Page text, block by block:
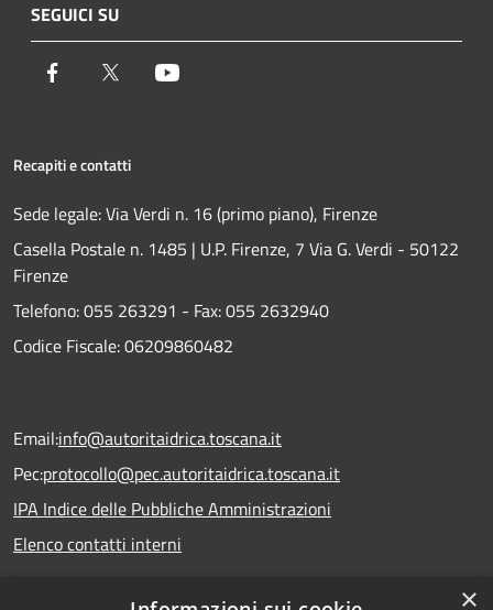
SEGUICI SU
Facebook Twitter
Recapiti e contatti
Sede legale: Via Verdi n. 16 (primo piano), Firenze
Casella Postale n. 1485 | U.P. Firenze, 7 Via G. Verdi - 50122
Firenze
Telefono:055 263291 - Fax:055 2632940
Codice Fiscale: 06209860482
Email:info@autoritaidrica.toscana.it
Pec:protocollo@pec.autoritaidrica.toscana.it
IPA Indice delle Pubbliche Amministrazioni
Elenco contatti interni
×